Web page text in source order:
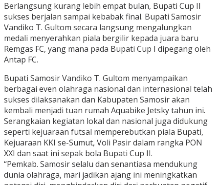
Berlangsung kurang lebih empat bulan, Bupati Cup II
sukses berjalan sampai kebabak final. Bupati Samosir
Vandiko T. Gultom secara langsung mengalungkan
medali menyerahkan piala bergilir kepada juara baru
Remgas FC, yang mana pada Bupati Cup I dipegang oleh
Antap FC.
Bupati Samosir Vandiko T. Gultom menyampaikan
berbagai even olahraga nasional dan internasional telah
sukses dilaksanakan dan Kabupaten Samosir akan
kembali menjadi tuan rumah Aquabike Jetsky tahun ini.
Serangkaian kegiatan lokal dan nasional juga didukung
seperti kejuaraan futsal memperebutkan piala Bupati,
Kejuaraan KKI se-Sumut, Voli Pasir dalam rangka PON
XXI dan saat ini sepak bola Bupati Cup II.
“Pemkab. Samosir selalu dan senantiasa mendukung
dunia olahraga, mari jadikan ajang ini meningkatkan